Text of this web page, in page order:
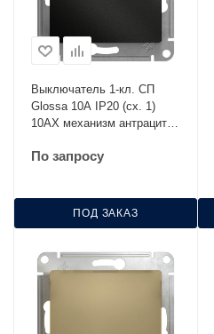
Выключатель 1-кл. СП
Glossa 10А IP20 (сх. 1)
10AX механизм антрацит
По запросу
ПОД ЗАКАЗ